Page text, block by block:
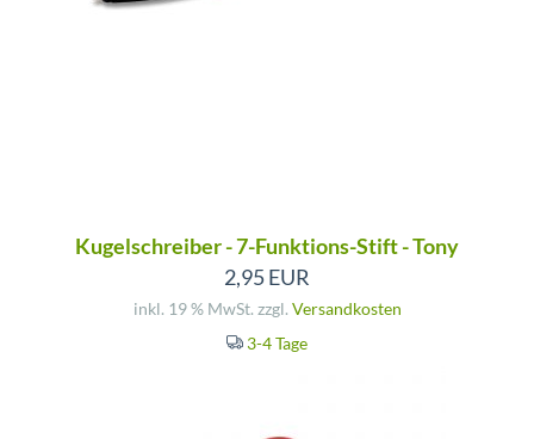
Kugelschreiber - 7-Funktions-Stift - Tony
2,95 EUR
inkl. 19 % MwSt. zzgl. Versandkosten
3-4 Tage